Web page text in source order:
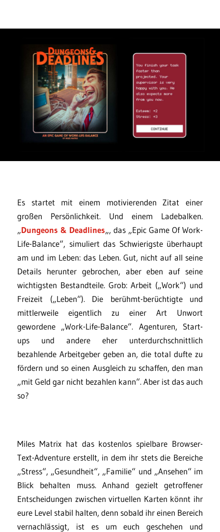
Es startet mit einem motivierenden Zitat einer
großen Persönlichkeit. Und einem Ladebalken.
„Dungeons & Deadlines„, das „Epic Game Of Work-
Life-Balance“, simuliert das Schwierigste überhaupt
am und im Leben: das Leben. Gut, nicht auf all seine
Details herunter gebrochen, aber eben auf seine
wichtigsten Bestandteile. Grob: Arbeit („Work“) und
Freizeit („Leben“). Die berühmt-berüchtigte und
mittlerweile eigentlich zu einer Art Unwort
gewordene „Work-Life-Balance“. Agenturen, Start-
ups und andere eher unterdurchschnittlich
bezahlende Arbeitgeber geben an, die total dufte zu
fördern und so einen Ausgleich zu schaffen, den man
„mit Geld gar nicht bezahlen kann“. Aber ist das auch
so?
Miles Matrix hat das kostenlos spielbare Browser-
Text-Adventure erstellt, in dem ihr stets die Bereiche
„Stress“, „Gesundheit“, „Familie“ und „Ansehen“ im
Blick behalten muss. Anhand gezielt getroffener
Entscheidungen zwischen virtuellen Karten könnt ihr
eure Level stabil halten, denn sobald ihr einen Bereich
vernachlässigt, ist es um euch geschehen und